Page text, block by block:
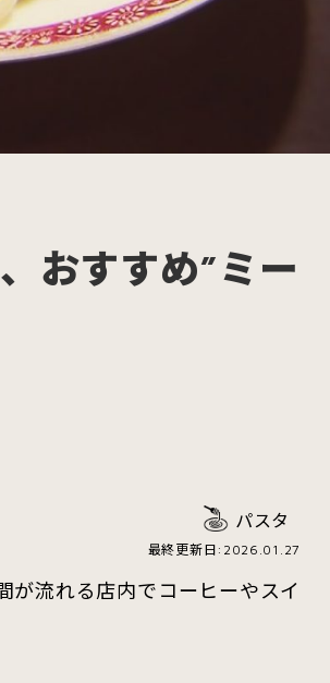
おすすめ”ミー
パスタ
最終更新日:2026.01.27
が流れる店内でコーヒーやスイ